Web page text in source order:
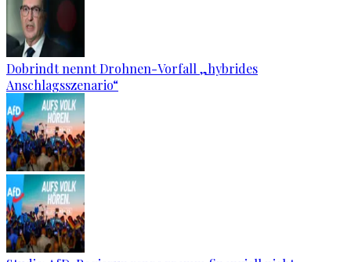
Dobrindt nennt Drohnen-Vorfall „hybrides
Anschlagsszenario“